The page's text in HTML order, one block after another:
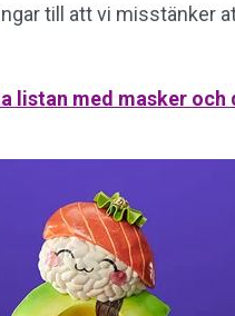
till att vi misstänker
listan med masker